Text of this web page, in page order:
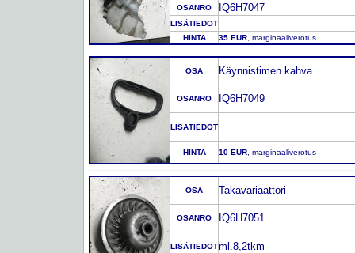
OSANRO IQ6H7047
LISÄTIEDOT
HINTA
35 EUR , marginaaliverotus
OSA Käynnistimen kahva
OSANRO IQ6H7049
LISÄTIEDOT
HINTA 10 EUR , marginaaliverotus
OSA Takavariaattori
OSANRO IQ6H7051
LISÄTIEDOTml.8,2tkm